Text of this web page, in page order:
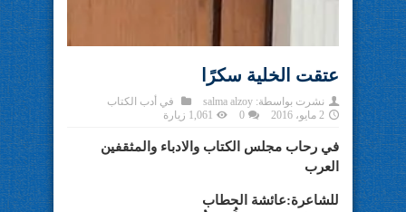
عتقت الخلية سكرًا
نشرت بواسطة: salma alzoy في أدب الكتاب
2 مايو، 2016
0 1,061 زيارة
في رحاب مجلس الكتاب والادباء والمثقفين
العرب
للشاعرة:عائشة الحطاب